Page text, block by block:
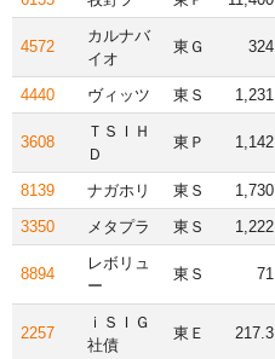
4572
カルナバ
イオ
東Ｇ 324
4440 ヴィッツ 東Ｓ 1,231
3608
ＴＳＩＨ
Ｄ
東Ｐ 1,142
8139 ナガホリ 東Ｓ 1,730
3350
メタプラ 東Ｓ 1,222
8894
レボリュ
ー
東Ｓ 71
2257
ｉＳＩＧ
社債
東Ｅ 217.3